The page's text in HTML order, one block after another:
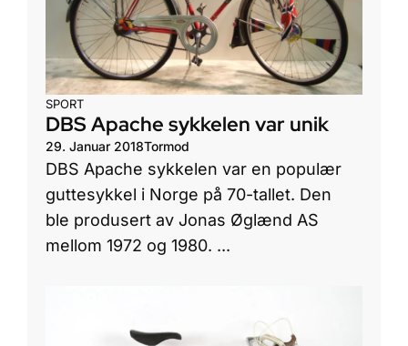
SPORT
DBS Apache sykkelen var unik
29. Januar 2018Tormod
DBS Apache sykkelen var en populær
guttesykkel i Norge på 70-tallet. Den
ble produsert av Jonas Øglænd AS
mellom 1972 og 1980. ...